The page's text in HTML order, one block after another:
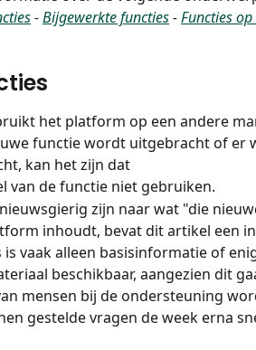
- Bijgewerkte functies - Functies
het platform op een andere
functie wordt uitgebracht of er
kan het zijn dat
van de functie niet gebruiken.
zijn naar wat "die
inhoudt, bevat dit artikel een
vaak alleen basisinformatie of
beschikbaar, aangezien dit
mensen bij de ondersteuning
gestelde vragen de week erna